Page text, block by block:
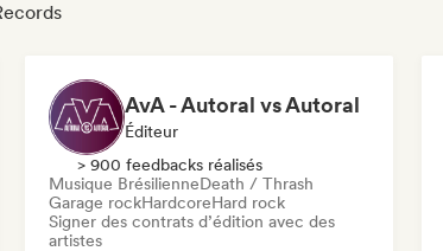
AvA - Autoral vs Autoral
Éditeur
> 900 feedbacks réalisés
Musique BrésilienneDeath / Thrash
Garage rockHardcoreHard rock
Signer des contrats d’édition avec des
artistes